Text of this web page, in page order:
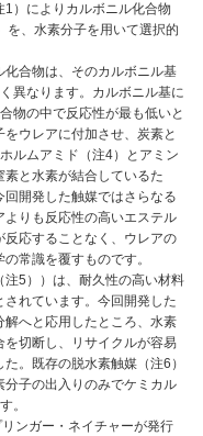
）によりカルボニル化合物
を、水素分子を用いて選択的
合物は、そのカルボニル基
異なります。カルボニル基に
物の中で反応性が最も低いと
ウレアに付加させ、炭素と
ルムアミド（注4）とアミン
と水素が結合しているた
開発した触媒ではさらなる
りも反応性の高いエステル
応することなく、ウレアの
常識を覆すものです。
5））は、耐久性の高い材料
れています。今回開発した
へと応用したところ、水素
切断し、リサイクルが容易
。既存の脱水素触媒（注6）
子の出入りのみでケミカル
。
ンガー・ネイチャーが発行